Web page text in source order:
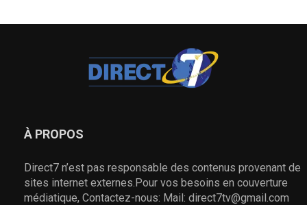
À PROPOS
Direct7 n’est pas responsable des contenus provenant de
sites internet externes.Pour vos besoins en couverture
médiatique, Contactez-nous: Mail: direct7tv@gmail.com